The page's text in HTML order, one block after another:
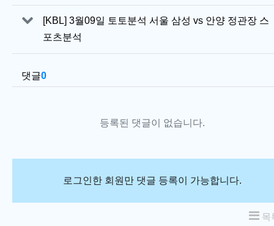
[KBL] 3월09일 토토분석 서울 삼성 vs 안양 정관장 스
포츠분석
댓글0
등록된 댓글이 없습니다.
로그인한 회원만 댓글 등록이 가능합니다.
목